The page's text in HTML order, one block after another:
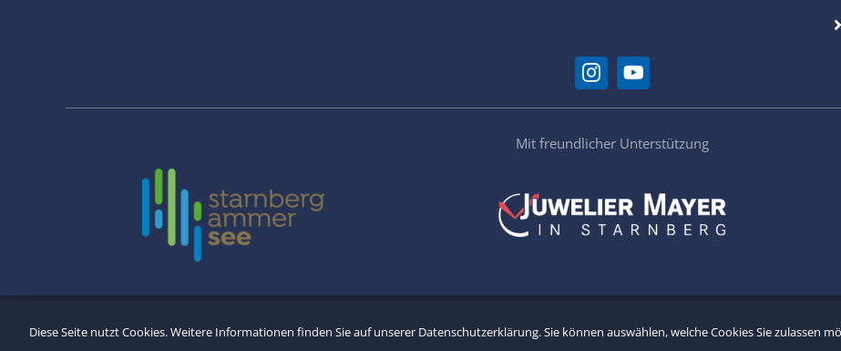
Mit freundlicher Unterstützung
Copyright 2026 Münchener Ruder- und Segelverein "Bayern" e.V. •Impressum•
Diese Seite nutzt Cookies. Weitere Informationen finden Sie auf unserer Datenschutzerklärung. Sie können auswählen, welche Cookies Sie zulassen